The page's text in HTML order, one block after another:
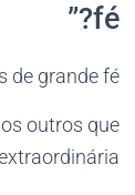
fé?”
de grande fé.
outros que